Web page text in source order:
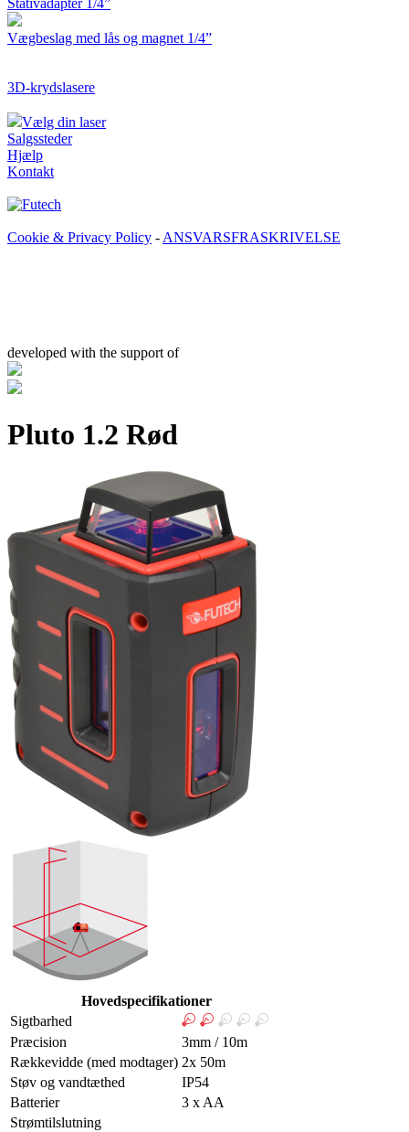
Stativadapter 1/4”
Vægbeslag med lås og magnet 1/4”
3D-krydslasere
Vælg din laser
Salgssteder
Hjælp
Kontakt
Cookie & Privacy Policy - ANSVARSFRASKRIVELSE
developed with the support of
Pluto 1.2 Rød
Hovedspecifikationer
Sigtbarhed
Præcision
3mm / 10m
Rækkevidde (med modtager) 2x 50m
Støv og vandtæthed
IP54
Batterier
3 x AA
Strømtilslutning